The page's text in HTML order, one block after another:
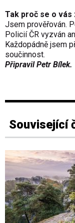
Tak proč se o vás
Jsem prověřován.
Policií ČR vyzván
Každopádně jsem
součinnost.
Připravil Petr Bílek.
Související